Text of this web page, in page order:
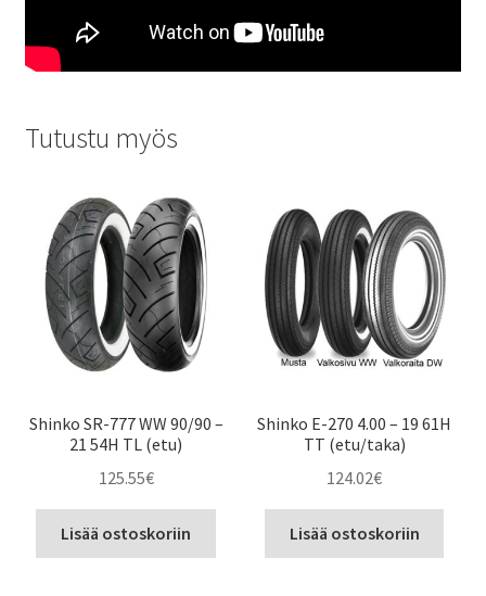
Tutustu myös
Shinko SR-777 WW 90/90 –
21 54H TL (etu)
125.55€
Lisää ostoskoriin
Shinko E-270 4.00 – 19 61H
TT (etu/taka)
124.02€
Lisää ostoskoriin